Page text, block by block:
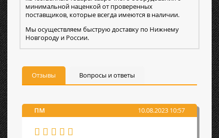
минимальной наценкой от проверенных
поставщиков, которые всегда имеются в наличии.
Мы осуществляем быструю доставку по Нижнему
Новгороду и России.
Отзывы Вопросы и ответы
ПМ 10.08.2023 10:57